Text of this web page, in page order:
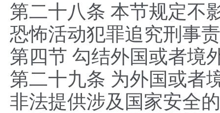
第二十八条 本节规定不
恐怖活动犯罪追究刑事
第四节 勾结外国或者境
第二十九条 为外国或者
非法提供涉及国家安全